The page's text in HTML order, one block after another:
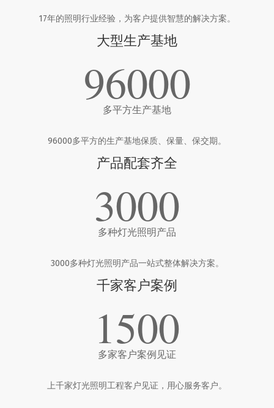
17年的照明行业经验，为客户提供智慧的解决方案。
大型生产基地
96000
多平方生产基地
96000多平方的生产基地保质、保量、保交期。
产品配套齐全
3000
多种灯光照明产品
3000多种灯光照明产品一站式整体解决方案。
千家客户案例
1500
多家客户案例见证
上千家灯光照明工程客户见证，用心服务客户。